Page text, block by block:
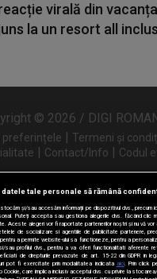
virală din
la un resort all
© 2026 / DIGI
preferințele Termeni și
Contact/Info Codul
Urmărește-ne și pe
datele tale personale să rămână
stocăm și/sau accesăm informații pe dispozitivul dvs., precum
Puteți accepta sau gestiona alegerile dvs. făcând clic
Aceste alegeri vor fi raportate partenerilor noștri și nu vă
de socializare si agentiile de publicitate partenere,
a permite website-ului sa functioneze, pentru a
sau profilul dvs., pentru a va oferi functionalitati aferente
de drepturile prevazute de art. 15-22 din GDPR in
pot fi exercitate prin modalitatea indicata aici. Prin click
Cookie, care implica inclusiv acceptul dvs. cu privire la